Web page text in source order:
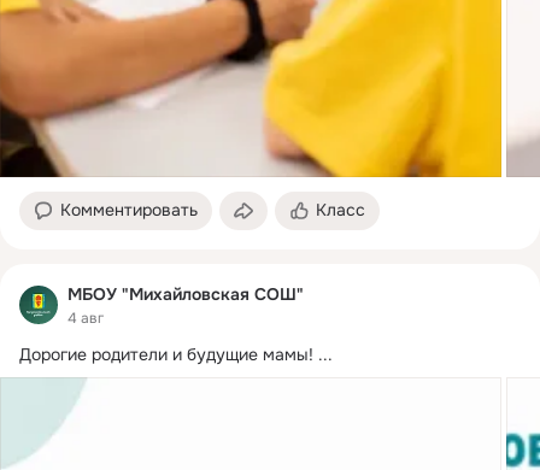
Комментировать Класс
МБОУ "Михайловская СОШ"
4 авг
Дорогие родители и будущие мамы! ...